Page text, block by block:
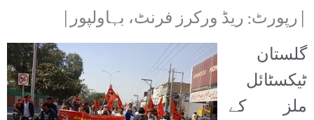
|رپورٹ: ریڈ ورکرز فرنٹ، بہاولپور|
گلستان
ٹیکسٹائل
ملز کے